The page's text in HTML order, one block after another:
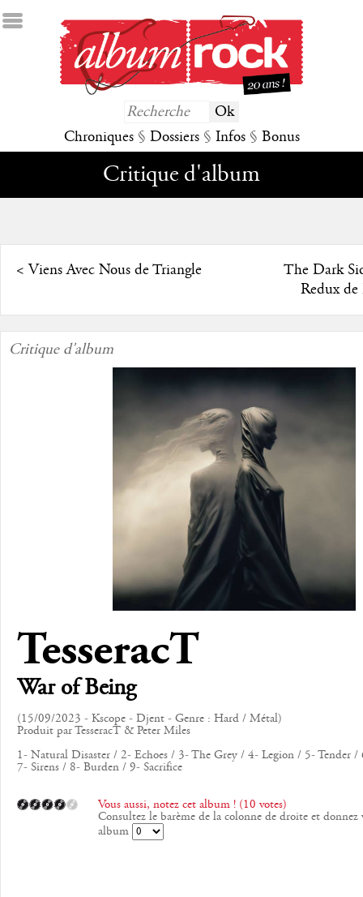
Chroniques § Dossiers § Infos § Bonus
Critique d'album
< Viens Avec Nous de Triangle
The Dark
Redux de
Critique d'album
TesseracT
War of Being
(15/09/2023 - Kscope - Djent - Genre : Hard / Métal)
Produit par TesseracT & Peter Miles
1- Natural Disaster / 2- Echoes / 3- The Grey / 4- Legion / 5- Tender
7- Sirens / 8- Burden / 9- Sacrifice
Vous aussi, notez cet album ! (10 votes)
Consultez le barème de la colonne de droite et donnez
album